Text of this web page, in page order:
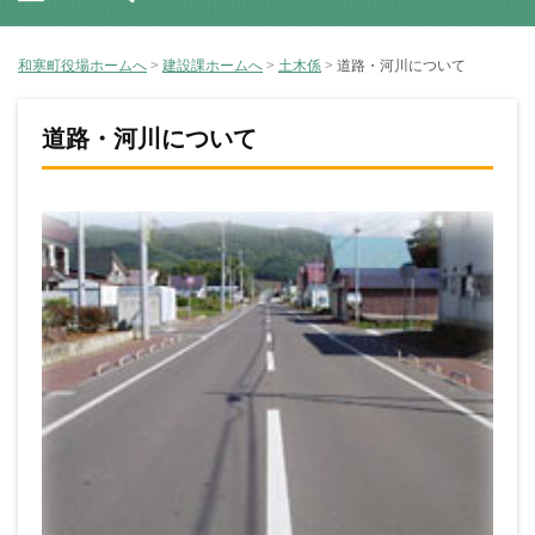
和寒町役場ホームへ > 建設課ホームへ > 土木係 > 道路・河川について
道路・河川について